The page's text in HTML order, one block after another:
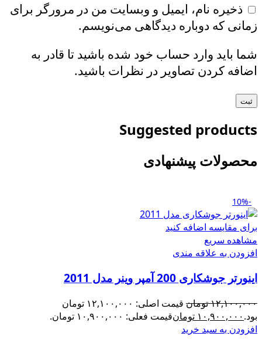
ذخیره نام، ایمیل و وبسایت من در مرورگر برای
زمانی که دوباره دیدگاهی می‌نویسم.
شما باید وارد حساب خود شده باشید تا قادر به
اضافه کردن تصاویر در نظرات باشید.
Suggested products
محصولات پیشنهادی
-10%
برای مقایسه اضافه کنید
مشاهده سریع
افزودن به علاقه مندی
اینورتر جوشکاری 200 آمپر وینر مدل 2011
۱۲,۱۰۰,۰۰۰تومان
قیمت اصلی: ۱۲,۱۰۰,۰۰۰ تومان
بود.۱۰,۹۰۰,۰۰۰ تومانقیمت فعلی: ۱۰,۹۰۰,۰۰۰ تومان.
افزودن به سبد خرید